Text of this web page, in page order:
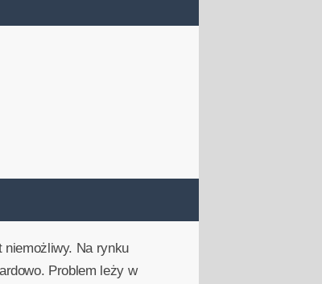
niemożliwy. Na rynku
Problem leży w